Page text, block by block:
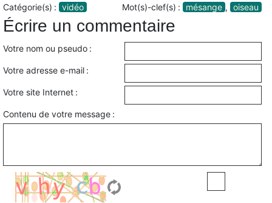
Catégorie(s) : vidéo Mot(s)-clef(s) : mésange , oiseau
Écrire un commentaire
Votre nom ou pseudo :
Votre adresse e-mail :
Votre site Internet :
Contenu de votre message :